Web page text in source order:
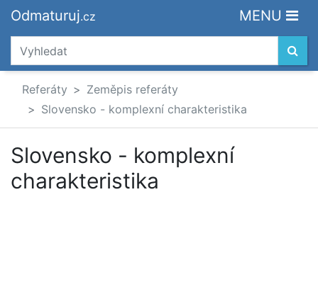
Odmaturuj.cz MENU
Referáty
Zeměpis referáty
Slovensko - komplexní charakteristika
Slovensko - komplexní
charakteristika